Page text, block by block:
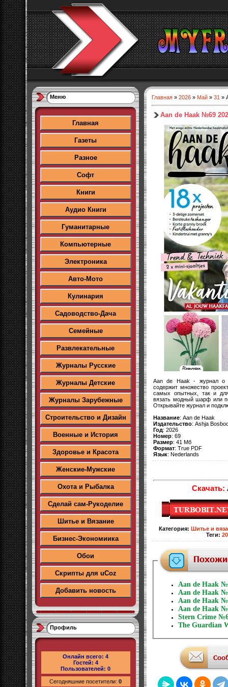
Меню
Главная
Газеты
Разное
Софт
Книги
Аудио Книги
Гуманитарные
Компьютерные
Электроника
Авто-Мото
Кулинария
Садоводство-Дача
Семейные
Развлекательные
Журналы Русские
Журналы Детские
Журналы Зарубежные
Строительство и Дизайн
Военные и История
Здоровье и Красота
Женские-Мужские
Охота и Рыбалка
Сделай сам-Рукоделие
Шитье и Вязание
Бизнес-Экономиика
Обои
Скрипты для uCoz
Добавить новость
Профиль
Онлайн всего: 4
Гостей: 4
Пользователей: 0
Сегодняшние посетители: 0
Главная » 2026 » Май » 31 »
Aan de Haak №69
Aan de Haak - журнал о
содержит множество
самых опытных, так и
вязать модный шарф или
Открывайте журнал и
Название: Aan de Haak
Издательство: Ashja
Год: 2026
Номер: 69
Размер: 41 Мб
Формат: True PDF
Язык: Nederlands
Скачать:
Категория: Шитье и
Теги:
Aan de Haak
Aan de Haak
Aan de Haak
Aan de Haak
Stern Crime
The Guardian